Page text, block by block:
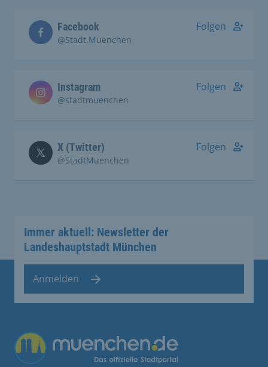
Facebook
@Stadt.Muenchen
Folgen
Instagram
@stadtmuenchen
Folgen
X (Twitter)
@StadtMuenchen
Folgen
Immer aktuell: Newsletter der
Landeshauptstadt München
Anmelden
Übergreifende Links